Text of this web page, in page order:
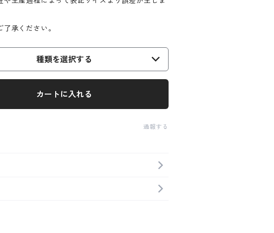
了承ください。
種類を選択する
カートに入れる
通報する